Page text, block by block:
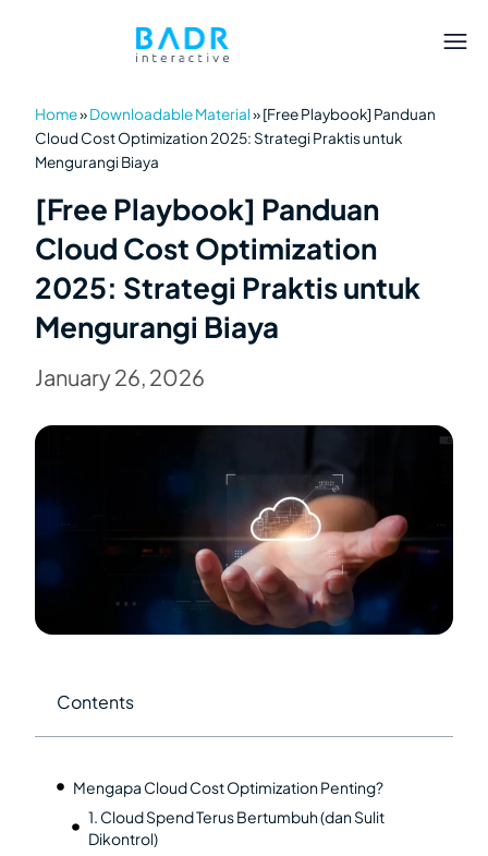
Home»Downloadable Material»[Free Playbook] Panduan
Cloud Cost Optimization 2025: Strategi Praktis untuk
Mengurangi Biaya
[Free Playbook] Panduan
Cloud Cost Optimization
2025: Strategi Praktis untuk
Mengurangi Biaya
January 26, 2026
Contents
Mengapa Cloud Cost Optimization Penting?
1. Cloud Spend Terus Bertumbuh (dan Sulit
Dikontrol)